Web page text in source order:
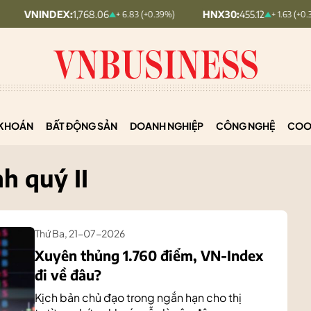
1,768.06 + 6.83 (+0.39%) HNX30: 455.12 + 1.63 (+0.36%)
BẤT ĐỘNG SẢN DOANH NGHIỆP CÔNG NGHỆ
quý II
Thứ Ba, 21-07-2026
Xuyên thủng 1.760 điểm, VN-Index
đi về đâu?
Kịch bản chủ đạo trong ngắn hạn cho thị